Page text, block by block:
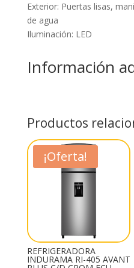
Exterior: Puertas lisas,
de agua
Iluminación: LED
Información
Productos
¡Oferta!
REFRIGERADORA
INDURAMA RI-405 AVANT